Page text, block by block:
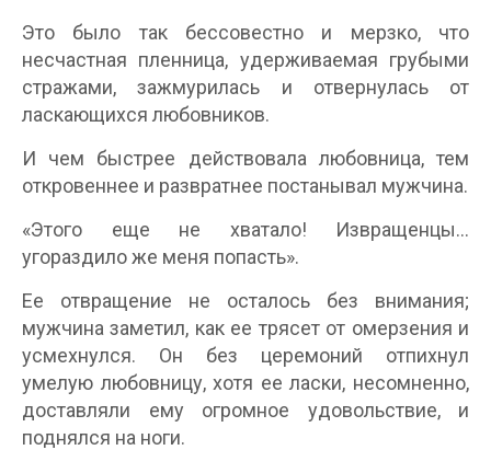
Это было так бессовестно и мерзко, что
несчастная пленница, удерживаемая грубыми
стражами, зажмурилась и отвернулась от
ласкающихся любовников.
И чем быстрее действовала любовница, тем
откровеннее и развратнее постанывал мужчина.
«Этого еще не хватало! Извращенцы...
угораздило же меня попасть».
Ее отвращение не осталось без внимания;
мужчина заметил, как ее трясет от омерзения и
усмехнулся. Он без церемоний отпихнул
умелую любовницу, хотя ее ласки, несомненно,
доставляли ему огромное удовольствие, и
поднялся на ноги.